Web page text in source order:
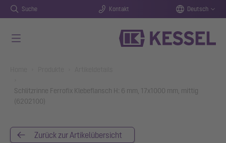
Suche Kontakt Deutsch
Schlitzrinne Ferrofix Klebeflansch H: 6 mm, 17x1000 mm, mittig
(6202100)
Zurück zur Artikelübersicht